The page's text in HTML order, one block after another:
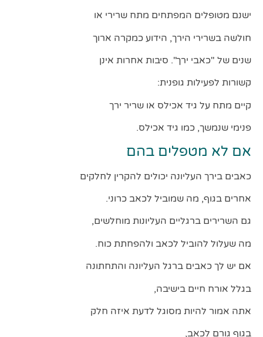
ישנם מטופלים המפתחים מתח שרירי או
חולשה בשרירי הירך, הידוע כמקרה ארוך
שנים של "כאבי ירך". סיבות אחרות אינן
קשורות לפעילות גופנית:
קיים מתח על גיד אכילס או שריר ירך
פנימי שנמשך, כמו גיד אכילס.
אם לא מטפלים בהם
כאבים בירך העליונה יכולים להקרין לחלקים
אחרים בגוף, מה שמוביל לכאב כרוני.
גם השרירים ברגליים העליונות מוחלשים,
מה שעלול להוביל לכאב ולהפחתת כוח.
אם יש לך כאבים ברגל העליונה והתחתונה
בגלל אורח חיים בישיבה,
אתה אמור להיות מסוגל לדעת איזה חלק
בגוף גורם לכאב,